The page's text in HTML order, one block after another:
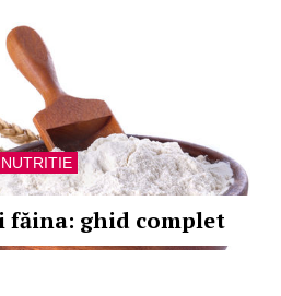
NUTRITIE
făina: ghid complet